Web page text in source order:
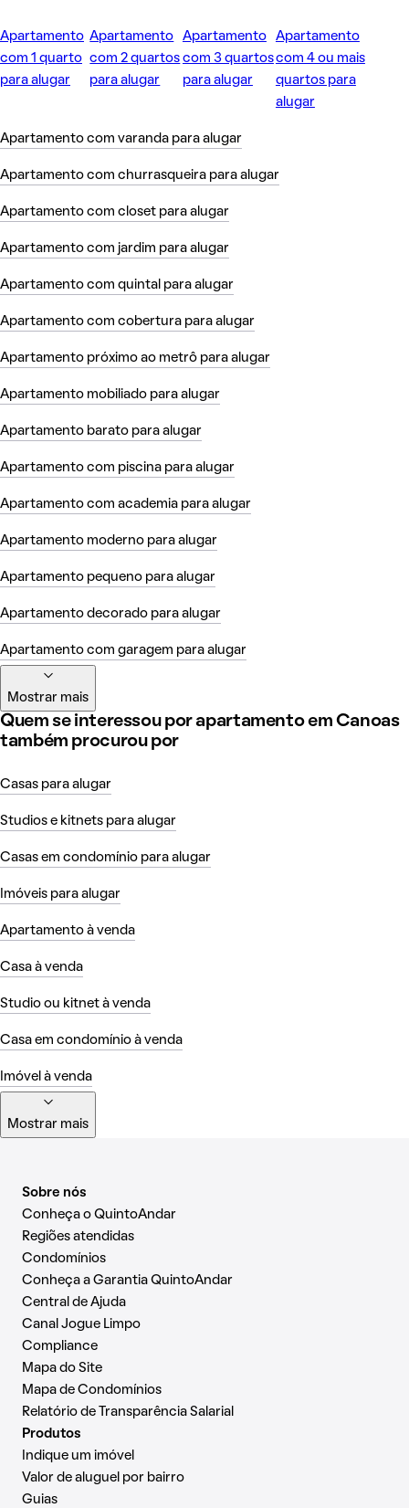
Apartamento
com 1 quarto
para alugar
Apartamento
com 2 quartos
para alugar
Apartamento
com 3 quartos
para alugar
Apartamento
com 4 ou mais
quartos para
alugar
Apartamento com varanda para alugar
Apartamento com churrasqueira para alugar
Apartamento com closet para alugar
Apartamento com jardim para alugar
Apartamento com quintal para alugar
Apartamento com cobertura para alugar
Apartamento próximo ao metrô para alugar
Apartamento mobiliado para alugar
Apartamento barato para alugar
Apartamento com piscina para alugar
Apartamento com academia para alugar
Apartamento moderno para alugar
Apartamento pequeno para alugar
Apartamento decorado para alugar
Apartamento com garagem para alugar
Mostrar mais
Quem se interessou por apartamento em Canoas
também procurou por
Casas para alugar
Studios e kitnets para alugar
Casas em condomínio para alugar
Imóveis para alugar
Apartamento à venda
Casa à venda
Studio ou kitnet à venda
Casa em condomínio à venda
Imóvel à venda
Mostrar mais
Sobre nós
Conheça o QuintoAndar
Regiões atendidas
Condomínios
Conheça a Garantia QuintoAndar
Central de Ajuda
Canal Jogue Limpo
Compliance
Mapa do Site
Mapa de Condomínios
Relatório de Transparência Salarial
Produtos
Indique um imóvel
Valor de aluguel por bairro
Guias